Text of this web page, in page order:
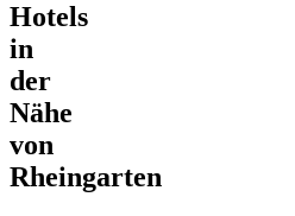
Hotels
in
der
Nähe
von
Rheingarten